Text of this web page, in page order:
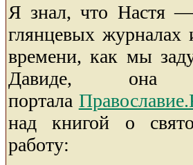
Я знал, что Настя —
глянцевых журналах
времени, как мы
Давиде, она
портала
над книгой о
работу: